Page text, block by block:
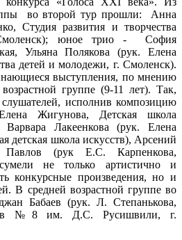
во второй тур прошли: Анна
Студия развития и творчества
Смоленск); юное трио - София
Ульяна Полякова (рук. Елена
детей и молодежи, г. Смоленск).
выступления, по мнению
группе (9-11 лет). Так,
исполнив композицию
Жигунова, Детская школа
Лакеенкова (рук. Елена
детская школа искусств), Арсений
(рук Е.С. Карпенкова,
не только артистично и
конкурсные произведения, но и
В средней возрастной группе во
Бабаев (рук. Л. Степанькова,
№8 им. Д.С. Русишвили, г.